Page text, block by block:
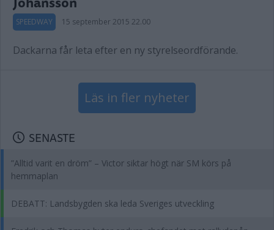
SPEEDWAY 15 september 2015 22.00
Dackarna får leta efter en ny styrelseordförande.
Läs in fler nyheter
SENASTE
”Alltid varit en dröm” – Victor siktar högt när SM körs på
hemmaplan
DEBATT: Landsbygden ska leda Sveriges utveckling